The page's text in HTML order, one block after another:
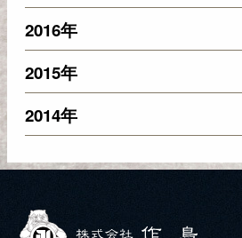
2016年
2015年
2014年